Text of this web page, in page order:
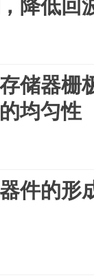
降低回
储器栅
均匀性
件的形